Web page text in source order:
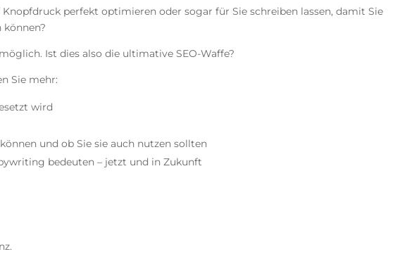
Knopfdruck perfekt optimieren oder sogar für Sie schreiben lassen, damit Sie
können?
Ist dies also die ultimative SEO-Waffe?
Sie mehr:
wird
und ob Sie sie auch nutzen sollten
bedeuten – jetzt und in Zukunft